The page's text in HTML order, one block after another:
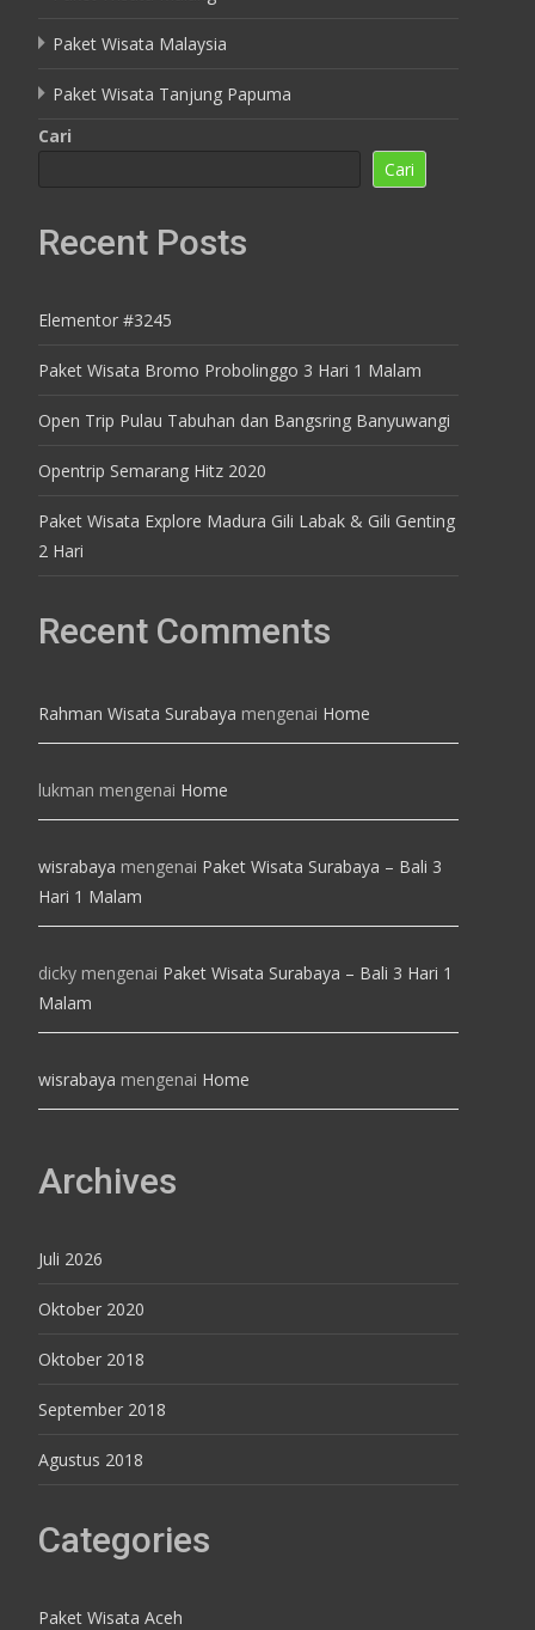
Paket Wisata Malaysia
Paket Wisata Tanjung Papuma
Cari
Cari
Recent Posts
Elementor #3245
Paket Wisata Bromo Probolinggo 3 Hari 1 Malam
Open Trip Pulau Tabuhan dan Bangsring Banyuwangi
Opentrip Semarang Hitz 2020
Paket Wisata Explore Madura Gili Labak & Gili Genting
2 Hari
Recent Comments
Rahman Wisata Surabaya mengenai Home
lukman mengenai Home
wisrabaya mengenai Paket Wisata Surabaya – Bali 3
Hari 1 Malam
dicky mengenai Paket Wisata Surabaya – Bali 3 Hari 1
Malam
wisrabaya mengenai Home
Archives
Juli 2026
Oktober 2020
Oktober 2018
September 2018
Agustus 2018
Categories
Paket Wisata Aceh